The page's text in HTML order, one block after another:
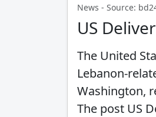
News - Source:
US
The United
Lebanon-
Washington,
The post US